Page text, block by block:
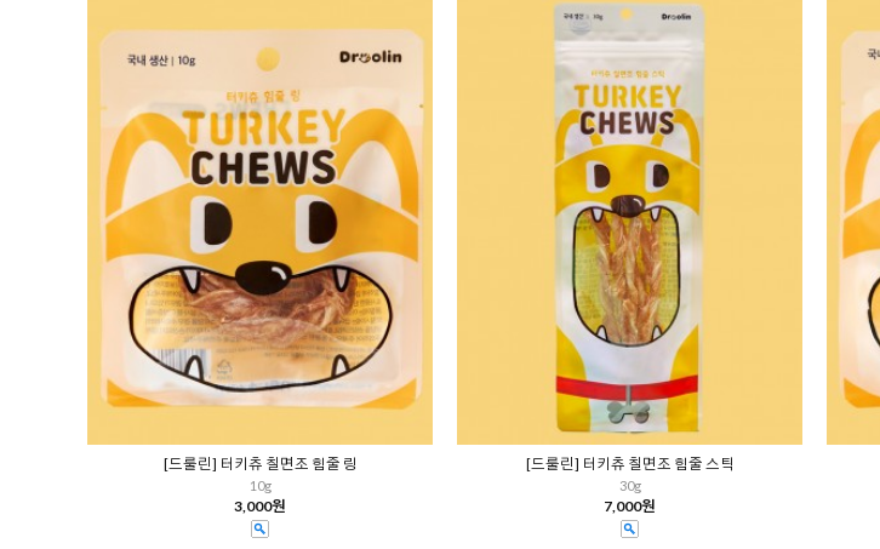
[드룰린] 터키츄 칠면조 힘줄 링
10g
3,000원
[드룰린] 터키츄 칠면조 힘줄 스틱
30g
7,000원